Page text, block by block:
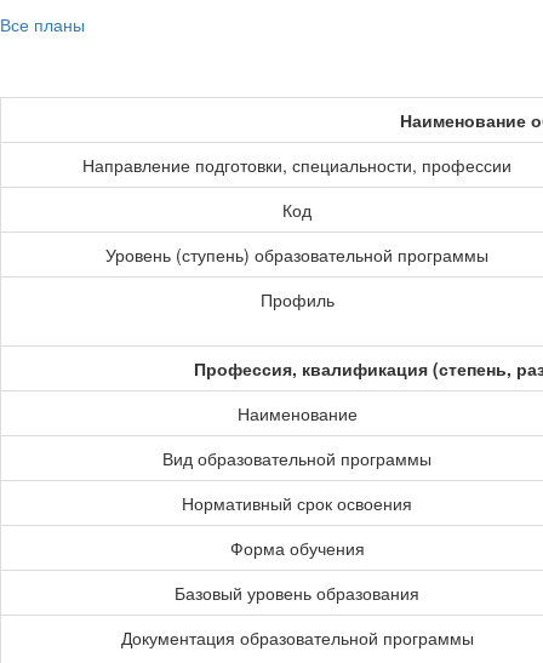
Все планы
Наименование
Направление подготовки, специальности, профессии
Код
Уровень (ступень) образовательной программы
Профиль
Профессия, квалификация (степень,
Наименование
Вид образовательной программы
Нормативный срок освоения
Форма обучения
Базовый уровень образования
Документация образовательной программы